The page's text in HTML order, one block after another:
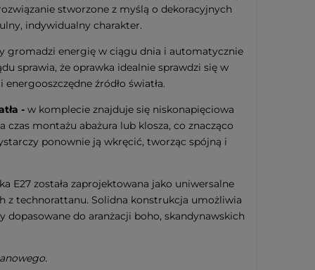
stworzone z myślą o dekoracyjnych
indywidualny charakter.
gromadzi energię w ciągu dnia i automatycznie
sprawia, że oprawka idealnie sprawdzi się w
źródło światła.
- w komplecie znajduje się niskonapięciowa
czas montażu abażura lub klosza, co znacząco
ponownie ją wkręcić, tworząc spójną i
E27 została zaprojektowana jako uniwersalne
z technorattanu. Solidna konstrukcja umożliwia
do aranżacji boho, skandynawskich